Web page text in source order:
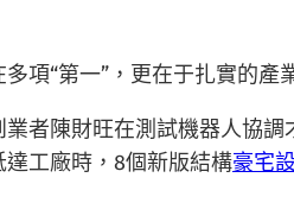
項“第一”，更在于扎實的產
者陳財旺在測試機器人協
工廠時，8個新版結構豪宅